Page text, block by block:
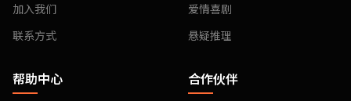
加入我们
联系方式
爱情喜剧
悬疑推理
帮助中心 合作伙伴